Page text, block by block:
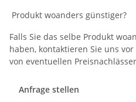
Produkt woanders günstiger?
Falls Sie das selbe Produkt
haben, kontaktieren Sie uns
von eventuellen
Anfrage stellen